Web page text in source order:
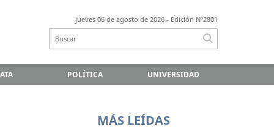
jueves 06 de agosto de 2026 - Edición Nº2801
POLÍTICA UNIVERSIDAD
MÁS LEÍDAS